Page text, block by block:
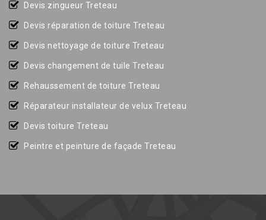
Devis zingueur Treteau
Devis réparation de toiture Treteau
Devis nettoyage de toiture Treteau
Devis changement de tuile Treteau
Rehaussement de toiture Treteau
Réparateur installateur de velux Treteau
Devis toiture Treteau
Peintre et peinture de façade Treteau